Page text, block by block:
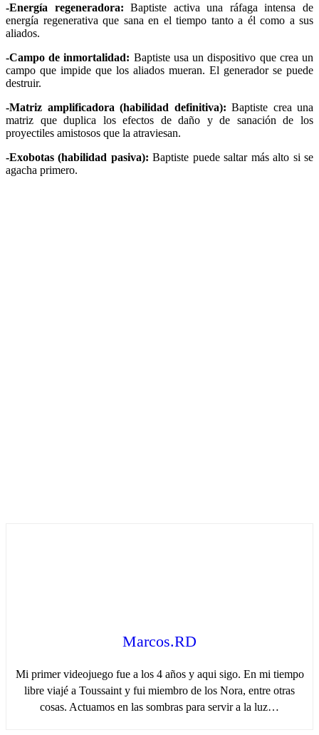
-Energía regeneradora: Baptiste activa una ráfaga intensa de
energía regenerativa que sana en el tiempo tanto a él como a sus
aliados.
-Campo de inmortalidad: Baptiste usa un dispositivo que crea un
campo que impide que los aliados mueran. El generador se puede
destruir.
-Matriz amplificadora (habilidad definitiva): Baptiste crea una
matriz que duplica los efectos de daño y de sanación de los
proyectiles amistosos que la atraviesan.
-Exobotas (habilidad pasiva):Baptiste puede saltar más alto si se
agacha primero.
Marcos.RD
Mi primer videojuego fue a los 4 años y aqui sigo. En mi tiempo
libre viajé a Toussaint y fui miembro de los Nora, entre otras
cosas. Actuamos en las sombras para servir a la luz…